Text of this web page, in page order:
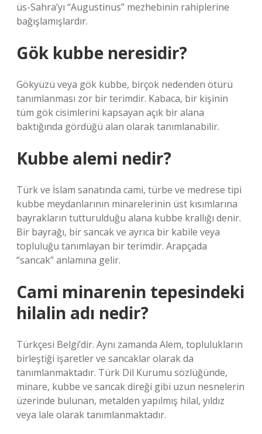
üs-Sahra’yı “Augustinus” mezhebinin rahiplerine
bağışlamışlardır.
Gök kubbe neresidir?
Gökyüzü veya gök kubbe, birçok nedenden ötürü
tanımlanması zor bir terimdir. Kabaca, bir kişinin
tüm gök cisimlerini kapsayan açık bir alana
baktığında gördüğü alan olarak tanımlanabilir.
Kubbe alemi nedir?
Türk ve İslam sanatında cami, türbe ve medrese tipi
kubbe meydanlarının minarelerinin üst kısımlarına
bayrakların tutturulduğu alana kubbe krallığı denir.
Bir bayrağı, bir sancak ve ayrıca bir kabile veya
topluluğu tanımlayan bir terimdir. Arapçada
“sancak” anlamına gelir.
Cami minarenin tepesindeki
hilalin adı nedir?
Türkçesi Belgi’dir. Aynı zamanda Alem, toplulukların
birleştiği işaretler ve sancaklar olarak da
tanımlanmaktadır. Türk Dil Kurumu sözlüğünde,
minare, kubbe ve sancak direği gibi uzun nesnelerin
üzerinde bulunan, metalden yapılmış hilal, yıldız
veya lale olarak tanımlanmaktadır.